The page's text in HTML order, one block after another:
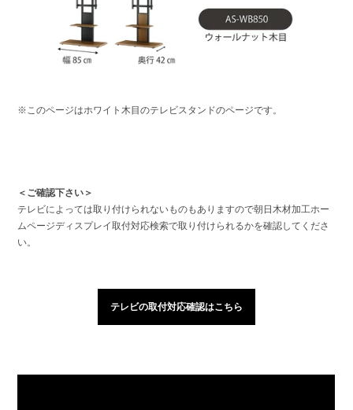
※このページはホワイト木目のテレビスタンドのページです。
＜ご確認下さい＞
テレビによっては取り付けられないものもありますので朝日木材加工ホー
ムページディスプレイ取付対応検索で取り付けられるかを確認してくださ
い。
テレビの取付対応確認はこちら